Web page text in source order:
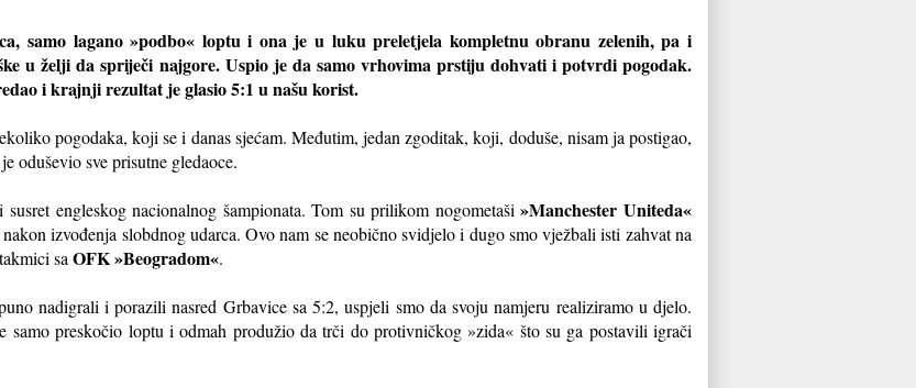
samo lagano »podbo« loptu i ona je u luku preletjela kompletnu obranu zelenih, pa i
u želji da spriječi najgore. Uspio je da samo vrhovima prstiju dohvati i potvrdi pogodak.
i krajnji rezultat je glasio 5:1 u našu korist.
pogodaka, koji se i danas sjećam. Međutim, jedan zgoditak, koji, doduše, nisam ja postigao,
oduševio sve prisutne gledaoce.
engleskog nacionalnog šampionata. Tom su prilikom nogometaši»Manchester Uniteda«
izvođenja slobdnog udarca. Ovo nam se neobično svidjelo i dugo smo vježbali isti zahvat na
sa OFK »Beogradom«.
nadigrali i porazili nasred Grbavice sa 5:2, uspjeli smo da svoju namjeru realiziramo u djelo.
samo preskočio loptu i odmah produžio da trči do protivničkog »zida« što su ga postavili igrači